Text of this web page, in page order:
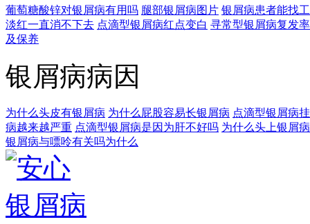
葡萄糖酸锌对银屑病有用吗 腿部银屑病图片 银屑病患者能找
淡红一直消不下去 点滴型银屑病红点变白 寻常型银屑病复发
及保养
银屑病病因
为什么头皮有银屑病 为什么屁股容易长银屑病 点滴型银屑病
病越来越严重 点滴型银屑病是因为肝不好吗 为什么头上银屑
银屑病与嘌呤有关吗为什么